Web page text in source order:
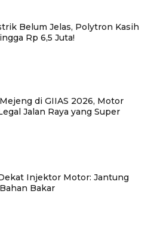
Belum Jelas, Polytron Kasih
Rp 6,5 Juta!
di GIIAS 2026, Motor
Jalan Raya yang Super
Injektor Motor: Jantung
Bakar